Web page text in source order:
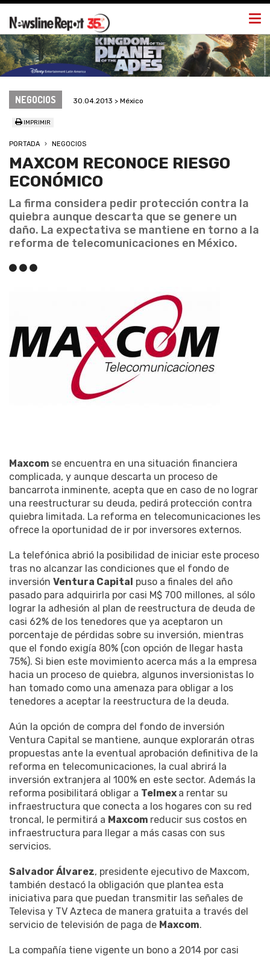
NEGOCIOS 30.04.2013 > México
IMPRIMIR
PORTADA NEGOCIOS
MAXCOM RECONOCE RIESGO
ECONÓMICO
La firma considera pedir protección contra la
quiebra aunque descarta que se genere un
daño. La expectativa se mantiene en torno a la
reforma de telecomunicaciones en México.
Maxcom se encuentra en una situación financiera
complicada, y aunque descarta un proceso de
bancarrota inminente, acepta que en caso de no lograr
una reestructurar su deuda, pedirá protección contra
quiebra limitada. La reforma en telecomunicaciones les
ofrece la oportunidad de ir por inversores externos.
La telefónica abrió la posibilidad de iniciar este proceso
tras no alcanzar las condiciones que el fondo de
inversión Ventura Capital puso a finales del año
pasado para adquirirla por casi M$ 700 millones, al sólo
lograr la adhesión al plan de reestructura de deuda de
casi 62% de los tenedores que ya aceptaron un
porcentaje de pérdidas sobre su inversión, mientras
que el fondo exigía 80% (con opción de llegar hasta
75%). Si bien este movimiento acerca más a la empresa
hacia un proceso de quiebra, algunos inversionistas lo
han tomado como una amenaza para obligar a los
tenedores a aceptar la reestructura de la deuda.
Aún la opción de compra del fondo de inversión
Ventura Capital se mantiene, aunque explorarán otras
propuestas ante la eventual aprobación definitiva de la
reforma en telecomunicaciones, la cual abrirá la
inversión extranjera al 100% en este sector. Además la
reforma posibilitará obligar a Telmex a rentar su
infraestructura que conecta a los hogares con su red
troncal, le permitirá a Maxcom reducir sus costos en
infraestructura para llegar a más casas con sus
servicios.
Salvador Álvarez, presidente ejecutivo de Maxcom,
también destacó la obligación que plantea esta
iniciativa para que puedan transmitir las señales de
Televisa y TV Azteca de manera gratuita a través del
servicio de televisión de paga de Maxcom.
La compañía tiene vigente un bono a 2014 por casi